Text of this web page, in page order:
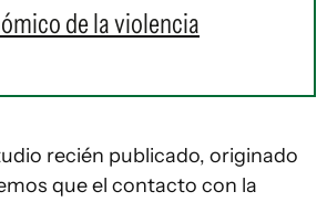
de la violencia
recién publicado, originado
que el contacto con la